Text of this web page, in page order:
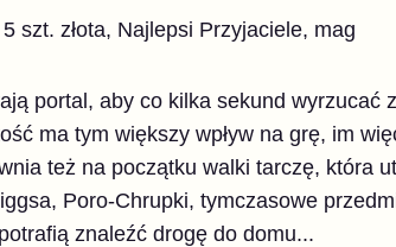
szt. złota, Najlepsi Przyjaciele, mag
portal, aby co kilka sekund wyrzucać
ma tym większy wpływ na grę, im
też na początku walki tarczę, która
Poro-Chrupki, tymczasowe
znaleźć drogę do domu...